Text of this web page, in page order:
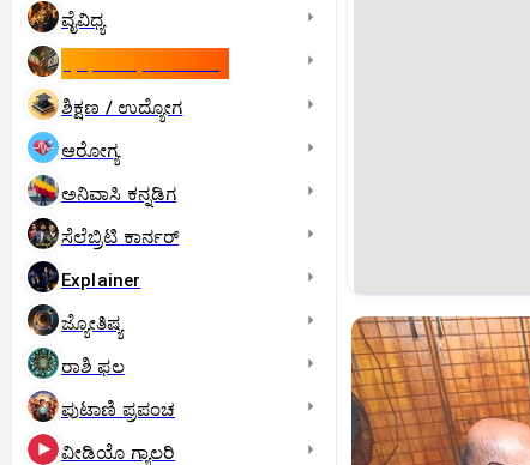
ವೈವಿಧ್ಯ
ಶಿಕ್ಷಣ / ಉದ್ಯೋಗ
ಆರೋಗ್ಯ
ಅನಿವಾಸಿ ಕನ್ನಡಿಗ
ಸೆಲೆಬ್ರಿಟಿ ಕಾರ್ನರ್‌
Explainer
ಜ್ಯೋತಿಷ್ಯ
ರಾಶಿ ಫಲ
ಪುಟಾಣಿ ಪ್ರಪಂಚ
ವೀಡಿಯೊ ಗ್ಯಾಲರಿ